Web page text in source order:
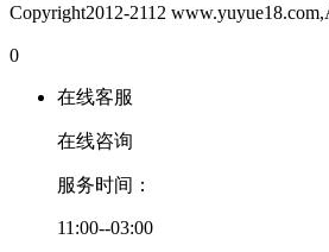
Copyright2012-2112
0
在线客服
在线咨询
服务时间：
11:00--03:00